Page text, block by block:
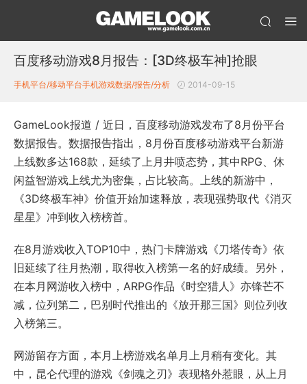
百度移动游戏8月报告：[3D终极车神]抢眼
手机平台/移动平台手机游戏数据/报告/分析 2014-09-15
GameLook报道 / 近日，百度移动游戏发布了8月份平台
数据报告。数据报告指出，8月份百度移动游戏平台新游
上线数多达168款，延续了上月井喷态势，其中RPG、休
闲益智游戏上线尤为密集，占比较高。上线的新游中，
《3D终极车神》价值开始加速释放，表现强势取代《消灭
星星》冲到收入榜榜首。
在8月游戏收入TOP10中，热门卡牌游戏《刀塔传奇》依
旧延续了往月热潮，取得收入榜第一名的好成绩。另外，
在本月网游收入榜中，ARPG作品《时空猎人》亦锋芒不
减，位列第二，巴别时代推出的《放开那三国》则位列收
入榜第三。
网游留存方面，本月上榜游戏名单月上月稍有变化。其
中，昆仑代理的游戏《剑魂之刃》表现格外惹眼，从上月